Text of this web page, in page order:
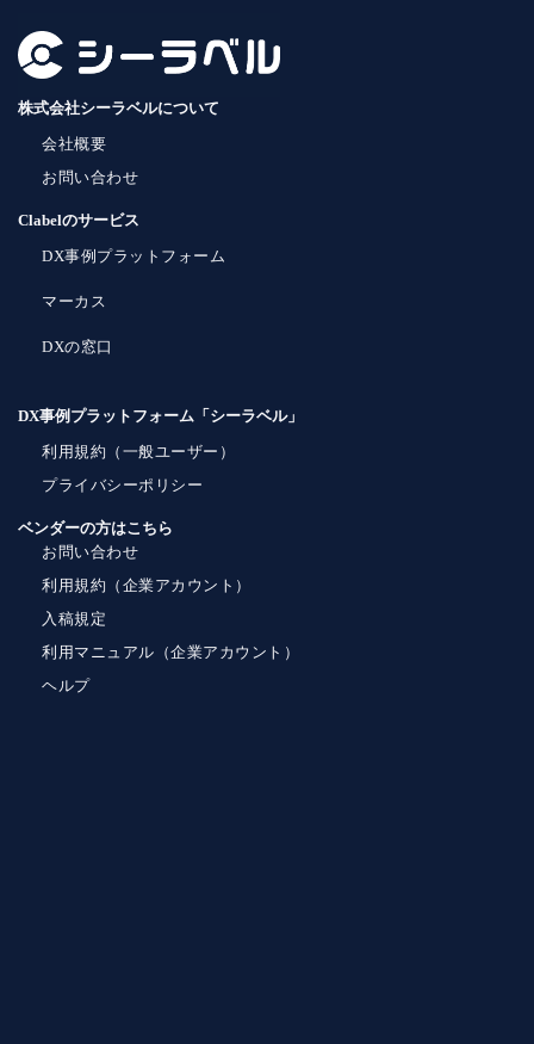
株式会社シーラベルについて
会社概要
お問い合わせ
Clabelのサービス
DX事例プラットフォーム
マーカス
DXの窓口
DX事例プラットフォーム「シーラベル」
利用規約（一般ユーザー）
プライバシーポリシー
ベンダーの方はこちら
お問い合わせ
利用規約（企業アカウント）
入稿規定
利用マニュアル（企業アカウント）
ヘルプ